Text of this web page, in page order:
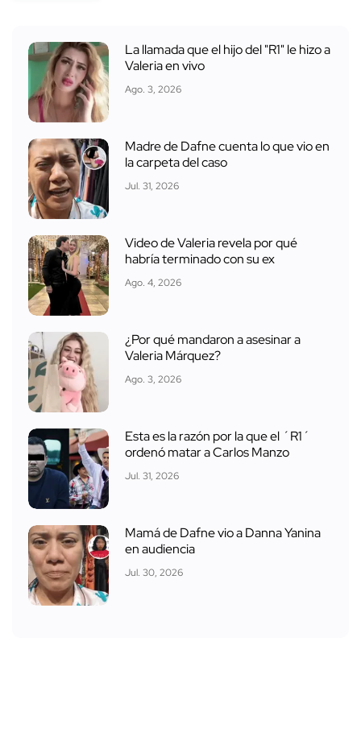
La llamada que el hijo del "R1" le hizo a
Valeria en vivo
Ago. 3, 2026
Madre de Dafne cuenta lo que vio en
la carpeta del caso
Jul. 31, 2026
Video de Valeria revela por qué
habría terminado con su ex
Ago. 4, 2026
¿Por qué mandaron a asesinar a
Valeria Márquez?
Ago. 3, 2026
Esta es la razón por la que el ´R1´
ordenó matar a Carlos Manzo
Jul. 31, 2026
Mamá de Dafne vio a Danna Yanina
en audiencia
Jul. 30, 2026